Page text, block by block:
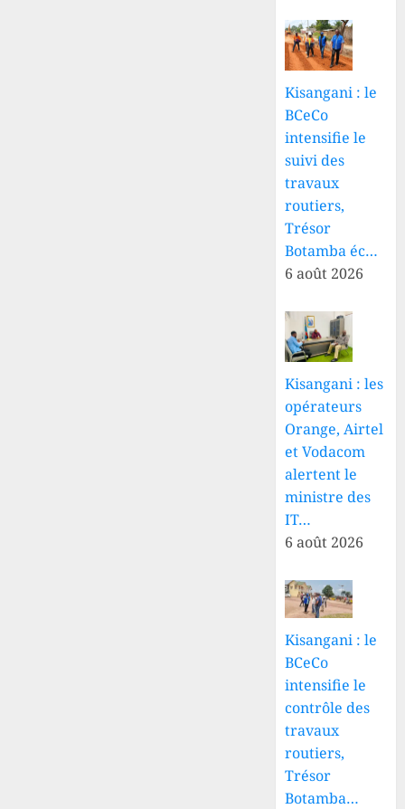
Kisangani : le
BCeCo
intensifie le
suivi des
travaux
routiers,
Trésor
Botamba éc…
6 août 2026
Kisangani : les
opérateurs
Orange, Airtel
et Vodacom
alertent le
ministre des
IT…
6 août 2026
Kisangani : le
BCeCo
intensifie le
contrôle des
travaux
routiers,
Trésor
Botamba…